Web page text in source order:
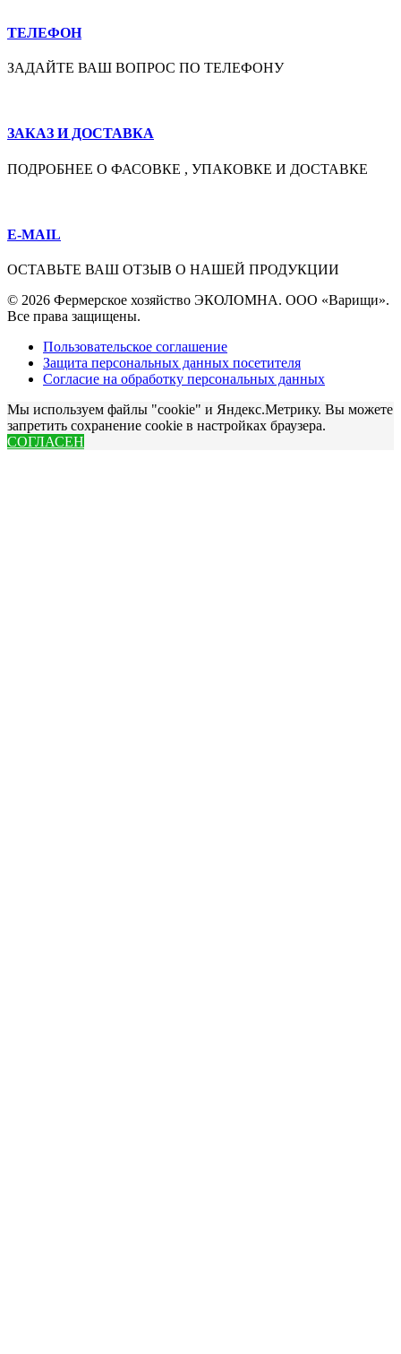
ТЕЛЕФОН
ЗАДАЙТЕ ВАШ ВОПРОС ПО ТЕЛЕФОНУ
ЗАКАЗ И ДОСТАВКА
ПОДРОБНЕЕ О ФАСОВКЕ , УПАКОВКЕ И ДОСТАВКЕ
E-MAIL
ОСТАВЬТЕ ВАШ ОТЗЫВ О НАШЕЙ ПРОДУКЦИИ
© 2026 Фермерское хозяйство ЭКОЛОМНА. ООО «Варищи».
Все права защищены.
Пользовательское соглашение
Защита персональных данных посетителя
Согласие на обработку персональных данных
Мы используем файлы "cookie" и Яндекс.Метрику. Вы можете
запретить сохранение cookie в настройках браузера.
СОГЛАСЕН